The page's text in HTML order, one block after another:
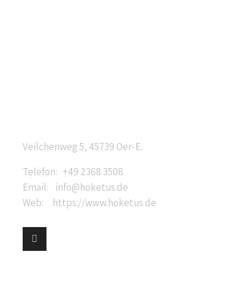
Veilchenweg 5, 45739 Oer-E.
Telefon: +49 2368 3508
Email: info@hoketus.de
Web: https://www.hoketus.de